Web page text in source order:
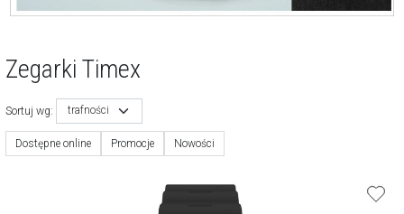
Zegarki Timex
Sortuj wg: trafności
Dostępne online Promocje Nowości